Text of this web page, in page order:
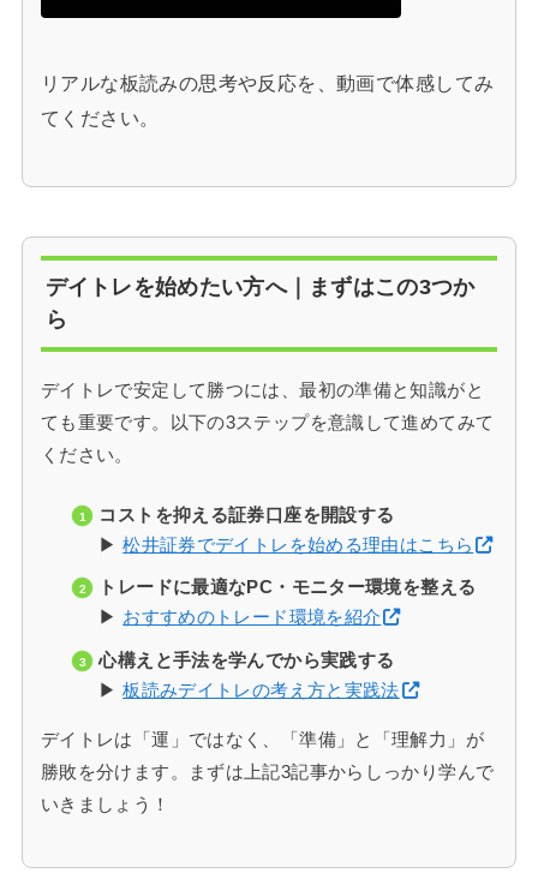
リアルな板読みの思考や反応を、動画で体感してみ
てください。
デイトレを始めたい方へ｜まずはこの3つか
ら
デイトレで安定して勝つには、最初の準備と知識がと
ても重要です。以下の3ステップを意識して進めてみて
ください。
コストを抑える証券口座を開設する
▶松井証券でデイトレを始める理由はこちら
トレードに最適なPC・モニター環境を整える
▶ おすすめのトレード環境を紹介
心構えと手法を学んでから実践する
▶板読みデイトレの考え方と実践法
デイトレは「運」ではなく、「準備」と「理解力」が
勝敗を分けます。まずは上記3記事からしっかり学んで
いきましょう！